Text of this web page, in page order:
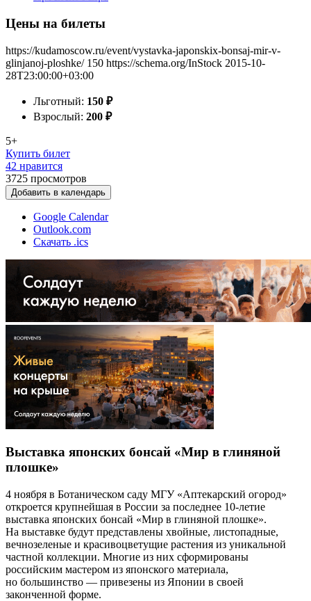
Цены на билеты
https://kudamoscow.ru/event/vystavka-japonskix-bonsaj-mir-v-
glinjanoj-ploshke/ 150 https://schema.org/InStock 2015-10-
28T23:00:00+03:00
Льготный: 150 ₽
Взрослый: 200 ₽
5+
Купить билет
42 нравится
3725 просмотров
Добавить в календарь
Google Calendar
Outlook.com
Скачать .ics
Выставка японских бонсай «Мир в глиняной
плошке»
4 ноября в Ботаническом саду МГУ «Аптекарский огород»
откроется крупнейшая в России за последнее 10-летие
выставка японских бонсай «Мир в глиняной плошке».
На выставке будут представлены хвойные, листопадные,
вечнозеленые и красивоцветущие растения из уникальной
частной коллекции. Многие из них сформированы
российским мастером из японского материала,
но большинство — привезены из Японии в своей
законченной форме.